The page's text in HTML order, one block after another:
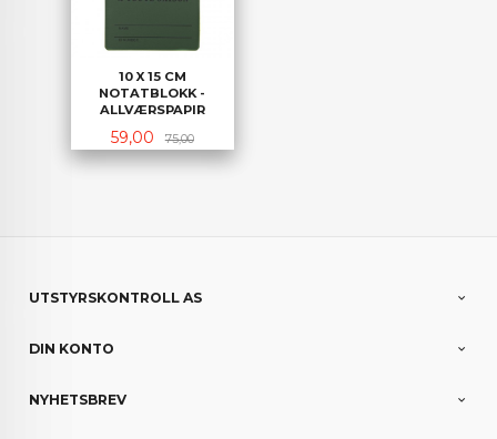
10 X 15 CM
NOTATBLOKK -
ALLVÆRSPAPIR
Tilbud
59,00 75,00Rabatt
UTSTYRSKONTROLL AS
DIN KONTO
NYHETSBREV